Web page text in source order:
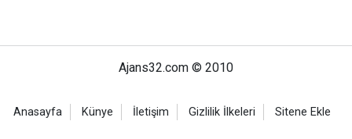
Ajans32.com © 2010
Anasayfa Künye İletişim Gizlilik İlkeleri Sitene Ekle